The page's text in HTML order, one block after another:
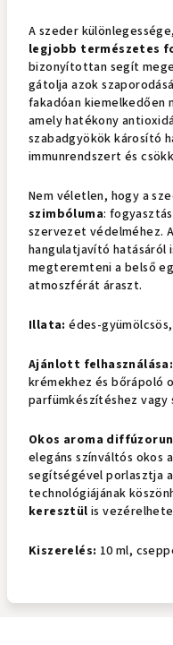
A szeder
legjobb természetes
bizonyítottan segít
gátolja azok
fakadóan kiemelkedően
amely hatékony
szabadgyökök károsító
immunrendszert és
Nem véletlen, hogy a
szimbóluma:
szervezet védelméhez.
hangulatjavító hatásáról
megteremteni a belső
atmoszférát áraszt.
Illata: édes-
Ajánlott felhasználása:
krémekhez és bőrápoló
parfümkészítéshez vagy
Okos aroma
elegáns színváltós okos
segítségével porlasztja
technológiájának
keresztül is
Kiszerelés: 10 ml,